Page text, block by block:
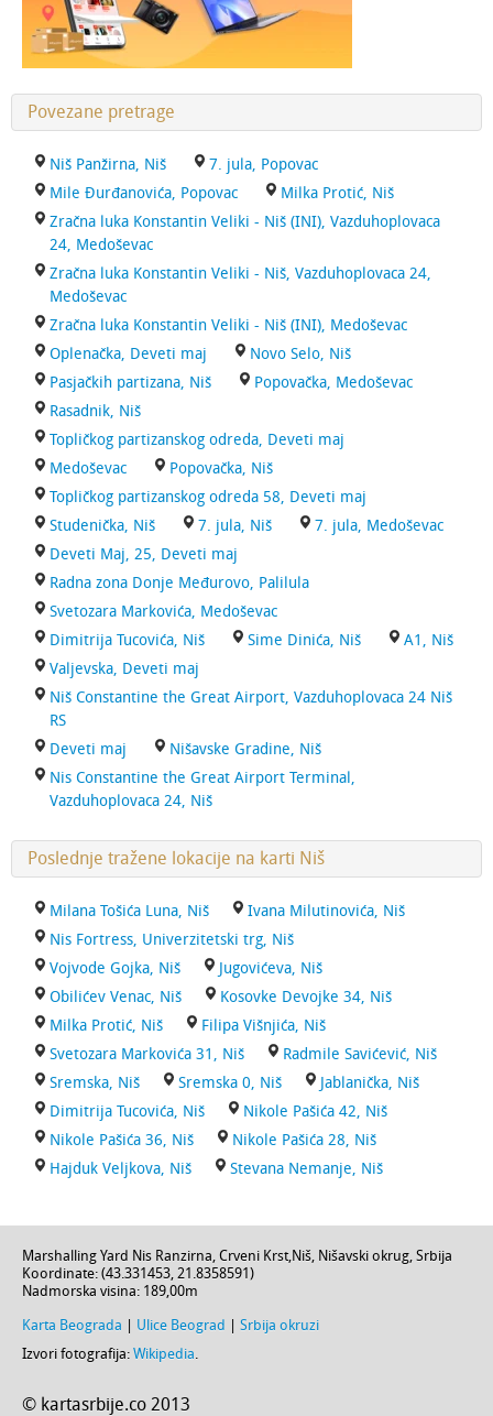
Povezane pretrage
Niš Panžirna, Niš
7. jula, Popovac
Mile Đurđanovića, Popovac
Milka Protić, Niš
Zračna luka Konstantin Veliki - Niš (INI), Vazduhoplovaca
24, Medoševac
Zračna luka Konstantin Veliki - Niš, Vazduhoplovaca 24,
Medoševac
Zračna luka Konstantin Veliki - Niš (INI), Medoševac
Oplenačka, Deveti maj
Novo Selo, Niš
Pasjačkih partizana, Niš
Popovačka, Medoševac
Rasadnik, Niš
Topličkog partizanskog odreda, Deveti maj
Medoševac
Popovačka, Niš
Topličkog partizanskog odreda 58, Deveti maj
Studenička, Niš
7. jula, Niš
7. jula, Medoševac
Deveti Maj, 25, Deveti maj
Radna zona Donje Međurovo, Palilula
Svetozara Markovića, Medoševac
Dimitrija Tucovića, Niš
Sime Dinića, Niš
A1, Niš
Valjevska, Deveti maj
Niš Constantine the Great Airport, Vazduhoplovaca 24 Niš
RS
Deveti maj
Nišavske Gradine, Niš
Nis Constantine the Great Airport Terminal,
Vazduhoplovaca 24, Niš
Poslednje tražene lokacije na karti Niš
Milana Tošića Luna, Niš
Ivana Milutinovića, Niš
Nis Fortress, Univerzitetski trg, Niš
Vojvode Gojka, Niš
Jugovićeva, Niš
Obilićev Venac, Niš
Kosovke Devojke 34, Niš
Milka Protić, Niš
Filipa Višnjića, Niš
Svetozara Markovića 31, Niš
Radmile Savićević, Niš
Sremska, Niš
Sremska 0, Niš
Jablanička, Niš
Dimitrija Tucovića, Niš
Nikole Pašića 42, Niš
Nikole Pašića 36, Niš
Nikole Pašića 28, Niš
Hajduk Veljkova, Niš
Stevana Nemanje, Niš
Marshalling Yard Nis Ranzirna, Crveni Krst,Niš, Nišavski okrug, Srbija
Koordinate: (43.331453, 21.8358591 )
Nadmorska visina: 189,00m
Karta Beograda Ulice Beograd
Srbija okruzi
Izvori fotografija: Wikipedia.
© kartasrbije.co 2013